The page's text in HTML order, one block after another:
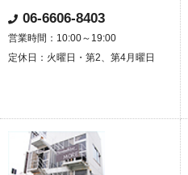
06-6606-8403
営業時間：10:00～19:00
定休日：火曜日・第2、第4月曜日